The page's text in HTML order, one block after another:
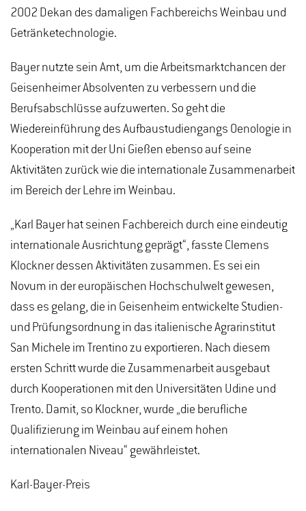
2002 Dekan des damaligen Fachbereichs Weinbau und
Getränketechnologie.
Bayer nutzte sein Amt, um die Arbeitsmarktchancen der
Geisenheimer Absolventen zu verbessern und die
Berufsabschlüsse aufzuwerten. So geht die
Wiedereinführung des Aufbaustudiengangs Oenologie in
Kooperation mit der Uni Gießen ebenso auf seine
Aktivitäten zurück wie die internationale Zusammenarbeit
im Bereich der Lehre im Weinbau.
„Karl Bayer hat seinen Fachbereich durch eine eindeutig
internationale Ausrichtung geprägt“, fasste Clemens
Klockner dessen Aktivitäten zusammen. Es sei ein
Novum in der europäischen Hochschulwelt gewesen,
dass es gelang, die in Geisenheim entwickelte Studien-
und Prüfungsordnung in das italienische Agrarinstitut
San Michele im Trentino zu exportieren. Nach diesem
ersten Schritt wurde die Zusammenarbeit ausgebaut
durch Kooperationen mit den Universitäten Udine und
Trento. Damit, so Klockner, wurde „die berufliche
Qualifizierung im Weinbau auf einem hohen
internationalen Niveau“ gewährleistet.
Karl-Bayer-Preis